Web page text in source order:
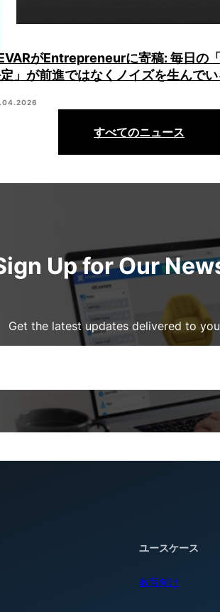
がEntrepreneurに寄稿: 毎日の
」が前進ではなくノイズを生んでい
すべてのニュース
Up for Our
Get the latest updates delivered to
ユースケース
教育向け